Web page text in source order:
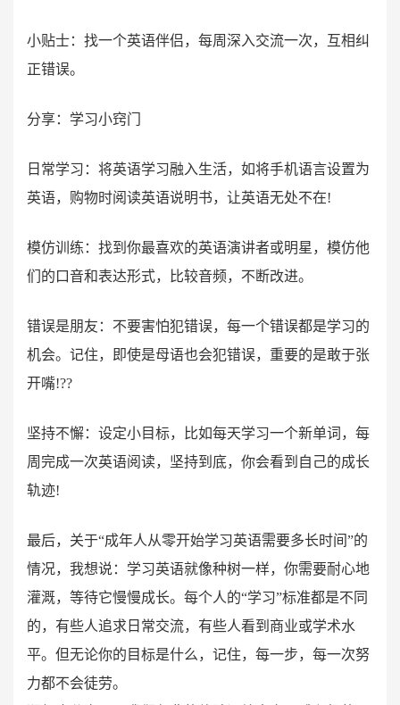
小贴士：找一个英语伴侣，每周深入交流一次，互相纠
正错误。
分享：学习小窍门
日常学习：将英语学习融入生活，如将手机语言设置为
英语，购物时阅读英语说明书，让英语无处不在!
模仿训练：找到你最喜欢的英语演讲者或明星，模仿他
们的口音和表达形式，比较音频，不断改进。
错误是朋友：不要害怕犯错误，每一个错误都是学习的
机会。记住，即使是母语也会犯错误，重要的是敢于张
开嘴!??
坚持不懈：设定小目标，比如每天学习一个新单词，每
周完成一次英语阅读，坚持到底，你会看到自己的成长
轨迹!
最后，关于“成年人从零开始学习英语需要多长时间”的
情况，我想说：学习英语就像种树一样，你需要耐心地
灌溉，等待它慢慢成长。每个人的“学习”标准都是不同
的，有些人追求日常交流，有些人看到商业或学术水
平。但无论你的目标是什么，记住，每一步，每一次努
力都不会徒劳。